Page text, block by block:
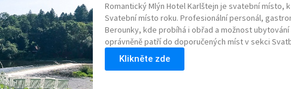
Romantický Mlýn Hotel Karlštejn je svatební místo,
Svatební místo roku. Profesionální personál,
Berounky, kde probíhá i obřad a možnost
oprávněně patří do doporučených míst v sekci
Klikněte zde